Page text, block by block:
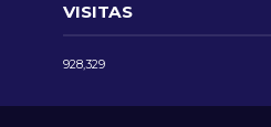
VISITAS
928,329